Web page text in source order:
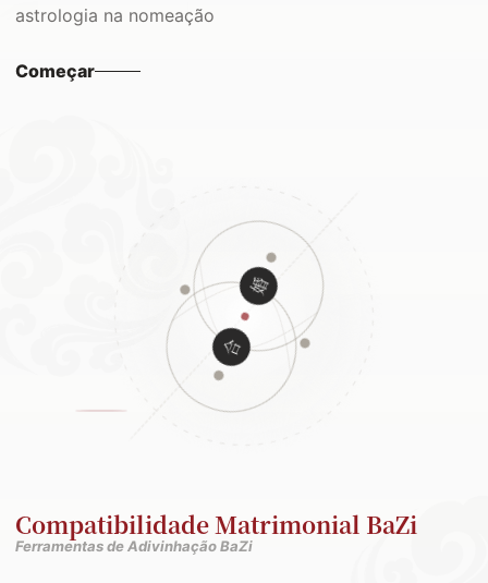
astrologia na nomeação
Começar
Compatibilidade Matrimonial BaZi
Ferramentas de Adivinhação BaZi